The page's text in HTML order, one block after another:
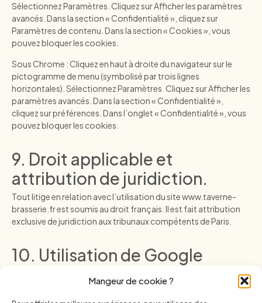
Mangeur de cookie ?
Sélectionnez Paramètres. Cliquez sur Afficher les paramètres
avancés. Dans la section « Confidentialité », cliquez sur
Paramètres de contenu. Dans la section « Cookies », vous
pouvez bloquer les cookies.
Sous Chrome : Cliquez en haut à droite du navigateur sur le
pictogramme de menu (symbolisé par trois lignes
horizontales). Sélectionnez Paramètres. Cliquez sur Afficher les
paramètres avancés. Dans la section « Confidentialité »,
cliquez sur préférences. Dans l’onglet « Confidentialité », vous
pouvez bloquer les cookies.
9. Droit applicable et
attribution de juridiction.
Tout litige en relation avec l’utilisation du sitewww.taverne-
brasserie.frest soumis au droit français. Il est fait attribution
exclusive de juridiction aux tribunaux compétents de Paris.
10. Utilisation de Google